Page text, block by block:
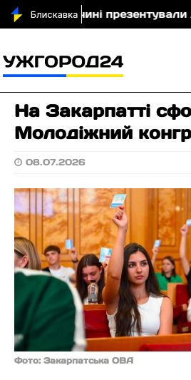
презентували дебютну
На Закарпатті
Молодіжний
08.07.2026
Фото: Закарпатська ОВА